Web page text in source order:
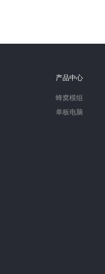
产品中心
蜂窝模组
单板电脑